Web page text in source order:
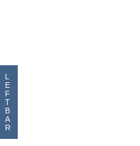
L
E
F
T
B
A
R